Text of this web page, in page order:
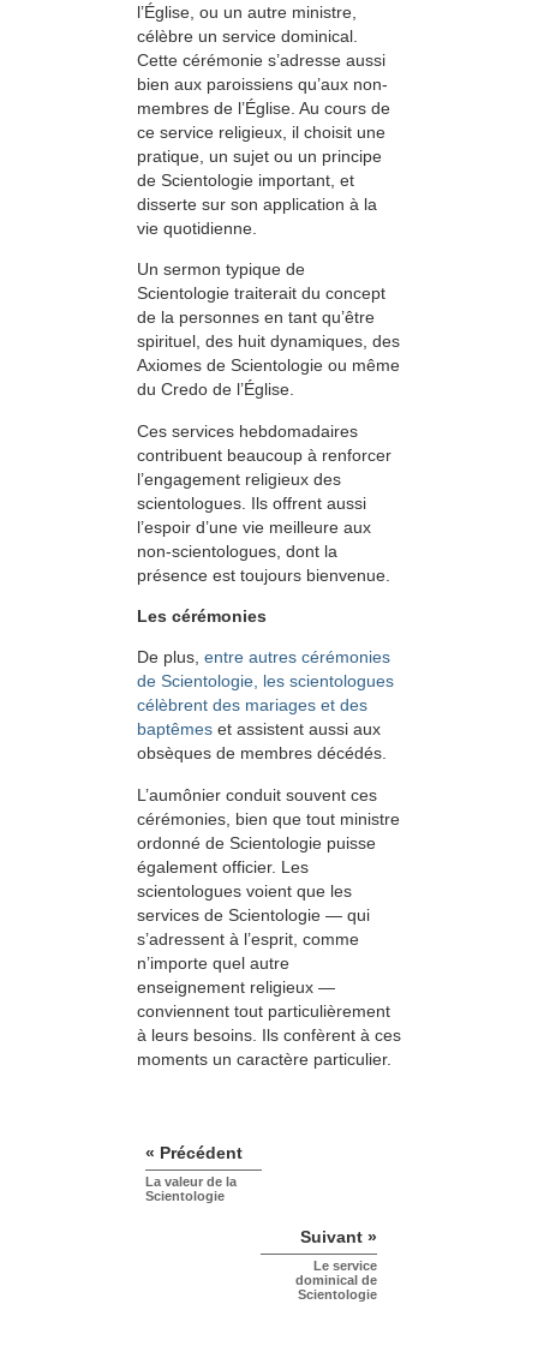
l’Église, ou un autre ministre,
célèbre un service dominical.
Cette cérémonie s’adresse aussi
bien aux paroissiens qu’aux non-
membres de l’Église. Au cours de
ce service religieux, il choisit une
pratique, un sujet ou un principe
de Scientologie important, et
disserte sur son application à la
vie quotidienne.
Un sermon typique de
Scientologie traiterait du concept
de la personnes en tant qu’être
spirituel, des huit dynamiques, des
Axiomes de Scientologie ou même
du Credo de l’Église.
Ces services hebdomadaires
contribuent beaucoup à renforcer
l’engagement religieux des
scientologues. Ils offrent aussi
l’espoir d’une vie meilleure aux
non-scientologues, dont la
présence est toujours bienvenue.
Les cérémonies
De plus, entre autres cérémonies
de Scientologie, les scientologues
célèbrent des mariages et des
baptêmes et assistent aussi aux
obsèques de membres décédés.
L’aumônier conduit souvent ces
cérémonies, bien que tout ministre
ordonné de Scientologie puisse
également officier. Les
scientologues voient que les
services de Scientologie — qui
s’adressent à l’esprit, comme
n’importe quel autre
enseignement religieux —
conviennent tout particulièrement
à leurs besoins. Ils confèrent à ces
moments un caractère particulier.
« Précédent
La valeur de la
Scientologie
Suivant »
Le service
dominical de
Scientologie